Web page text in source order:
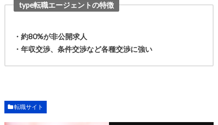
type転職エージェントの特徴
・約80%が非公開求人
・年収交渉、条件交渉など各種交渉に強い
転職サイト